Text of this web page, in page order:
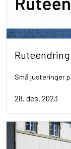
Ruteendring
Små justeringer
28. des. 2023